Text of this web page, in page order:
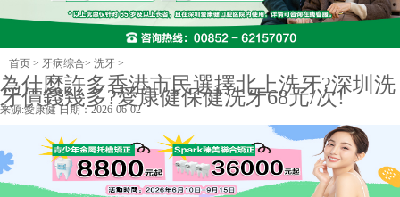
首页 > 牙病综合> 洗牙 >
為什麼許多香港市民選擇北上洗牙?深圳洗
牙價錢幾多?愛康健保健洗牙68元/次!
来源:愛康健日期：2026-06-02